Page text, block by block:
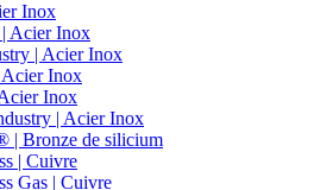
Inox
Acier Inox
| Acier Inox
Inox
Inox
| Acier Inox
| Bronze de silicium
| Cuivre
Gas | Cuivre